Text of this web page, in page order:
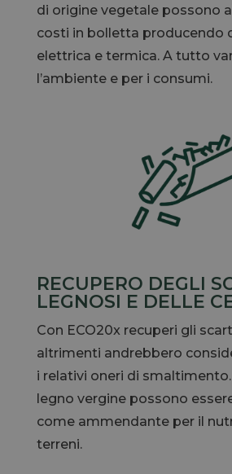
di origine vegetale possono
costi in bolletta producendo
elettrica e termica. A tutto
l’ambiente e per i consumi.
RECUPERO DEGLI
LEGNOSI E DELLE
Con ECO20x recuperi gli
altrimenti andrebbero
i relativi oneri di
legno vergine possono
come ammendante per il
terreni.